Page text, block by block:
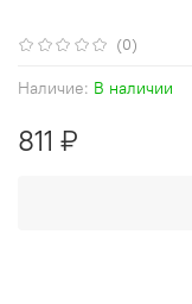
(0)
Наличие: В наличии
811 ₽